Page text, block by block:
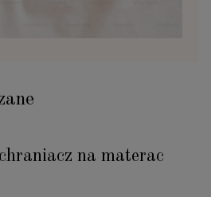
na materac